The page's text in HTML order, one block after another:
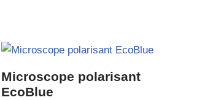
Microscope polarisant
EcoBlue